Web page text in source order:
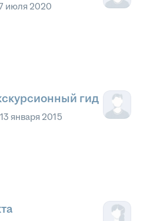
июля 2020
гид
13 января 2015